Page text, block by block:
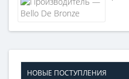
НОВЫЕ ПОСТУПЛЕНИЯ